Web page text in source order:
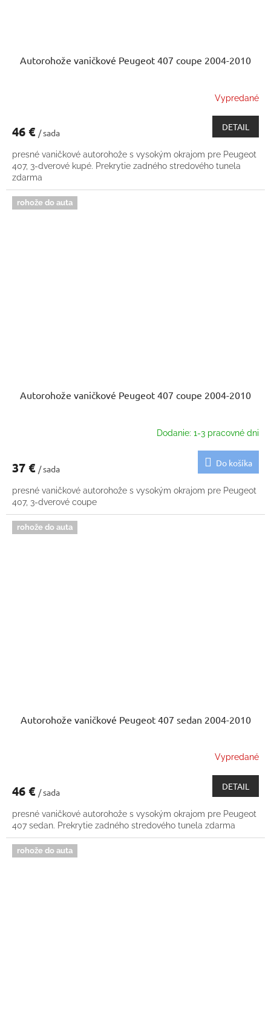
Autorohože vaničkové Peugeot 407 coupe 2004-2010
Vypredané
46 € / sada
DETAIL
presné vaničkové autorohože s vysokým okrajom pre Peugeot
407, 3-dverové kupé. Prekrytie zadného stredového tunela
zdarma
rohože do auta
Autorohože vaničkové Peugeot 407 coupe 2004-2010
Dodanie: 1-3 pracovné dni
37 € / sada
Do košíka
presné vaničkové autorohože s vysokým okrajom pre Peugeot
407, 3-dverové coupe
rohože do auta
Autorohože vaničkové Peugeot 407 sedan 2004-2010
Vypredané
46 € / sada
DETAIL
presné vaničkové autorohože s vysokým okrajom pre Peugeot
407 sedan. Prekrytie zadného stredového tunela zdarma
rohože do auta